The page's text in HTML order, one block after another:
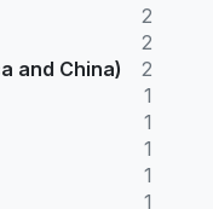
2
2
and China)
2
1
1
1
1
1